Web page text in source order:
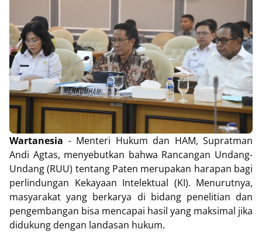
Wartanesia - Menteri Hukum dan HAM, Supratman
Andi Agtas, menyebutkan bahwa Rancangan Undang-
Undang (RUU) tentang Paten merupakan harapan bagi
perlindungan Kekayaan Intelektual (KI). Menurutnya,
masyarakat yang berkarya di bidang penelitian dan
pengembangan bisa mencapai hasil yang maksimal jika
didukung dengan landasan hukum.